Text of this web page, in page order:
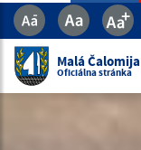
Malá Čalomija
Oficiálna stránka